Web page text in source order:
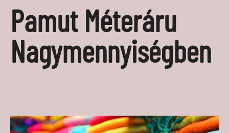
LAKÁSFELÚJÍTÁS
VEGYSZERMENTES HÁZTARTÁS
BARKÁCSOLÁS
Pamut Méteráru
Nagymennyiségben